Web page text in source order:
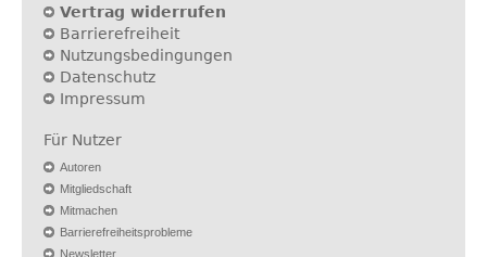
Vertrag widerrufen
Barrierefreiheit
Nutzungsbedingungen
Datenschutz
Impressum
Für Nutzer
Autoren
Mitgliedschaft
Mitmachen
Barrierefreiheitsprobleme
Newsletter